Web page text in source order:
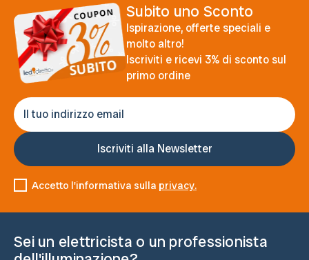
Subito uno Sconto
Ispirazione, offerte speciali e
molto altro!
Iscriviti e ricevi 3% di sconto sul
primo ordine
Accetto l'informativa sulla privacy.
Sei un elettricista o un professionista